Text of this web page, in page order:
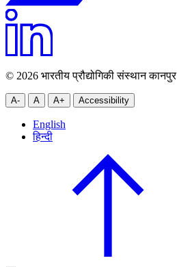
© 2026 भारतीय प्रौद्योगिकी संस्थान कानपुर
A- A A+ Accessibility
English
हिन्दी